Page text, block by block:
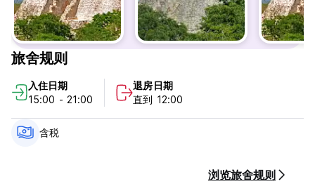
抵达时通过现金、信用卡、借记卡付款。不包括美国运通。该酒店
可能会在您抵达前对您的银行卡进行预授权。
含税。
包含早餐。
没有宵禁。
禁止吸烟。
接待时间 7:30 至 21:00
不准带宠物。
所有未成年人必须有成人陪同。 (Auto-translated from original
旅舍规则
入住日期
15:00 - 21:00
退房日期
直到 12:00
含税
浏览旅舍规则